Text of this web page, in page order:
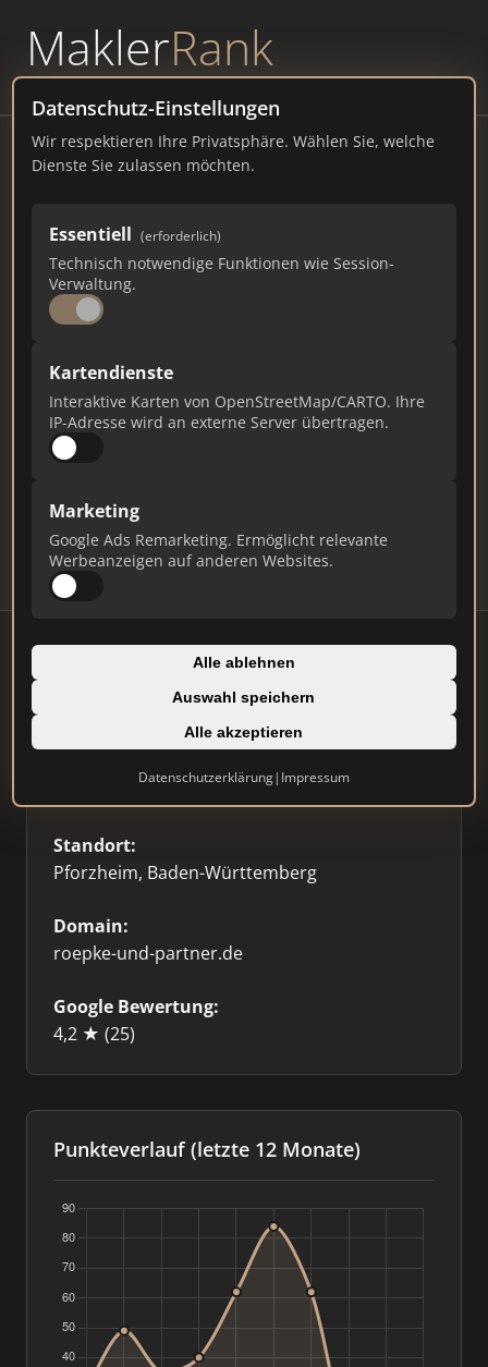
MaklerRank
powered byWAVEPOINT
Datenschutz-Einstellungen
Wir respektieren Ihre Privatsphäre. Wählen Sie, welche
Dienste Sie zulassen möchten.
Essentiell (erforderlich)
Technisch notwendige Funktionen wie Session-
Verwaltung.
Kartendienste
Interaktive Karten von OpenStreetMap/CARTO. Ihre
IP-Adresse wird an externe Server übertragen.
Marketing
Google Ads Remarketing. Ermöglicht relevante
Werbeanzeigen auf anderen Websites.
Alle ablehnen
Auswahl speichern
Alle akzeptieren
Datenschutzerklärung| Impressum
Röpke + Partner GmbH
roepke-und-partner.de
Ist das Ihr Unternehmen?
Verifizieren Sie Ihr Profil, bearbeiten Sie Ihre
Updates.
Profil beanspruchen
Standort:
Pforzheim, Baden-Württemberg
Domain:
roepke-und-partner.de
Google Bewertung:
4,2 ★ (25)
Punkteverlauf (letzte 12 Monate)